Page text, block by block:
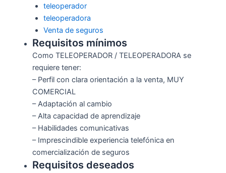
teleoperador
teleoperadora
Venta de seguros
Requisitos mínimos
Como TELEOPERADOR / TELEOPERADORA se
requiere tener:
– Perfil con clara orientación a la venta, MUY
COMERCIAL
– Adaptación al cambio
– Alta capacidad de aprendizaje
– Habilidades comunicativas
– Imprescindible experiencia telefónica en
comercialización de seguros
Requisitos deseados